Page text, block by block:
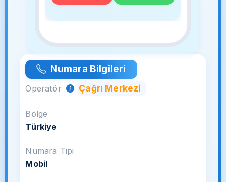
Numara Bilgileri
Operatör Çağrı Merkezi
Bölge
Türkiye
Numara Tipi
Mobil